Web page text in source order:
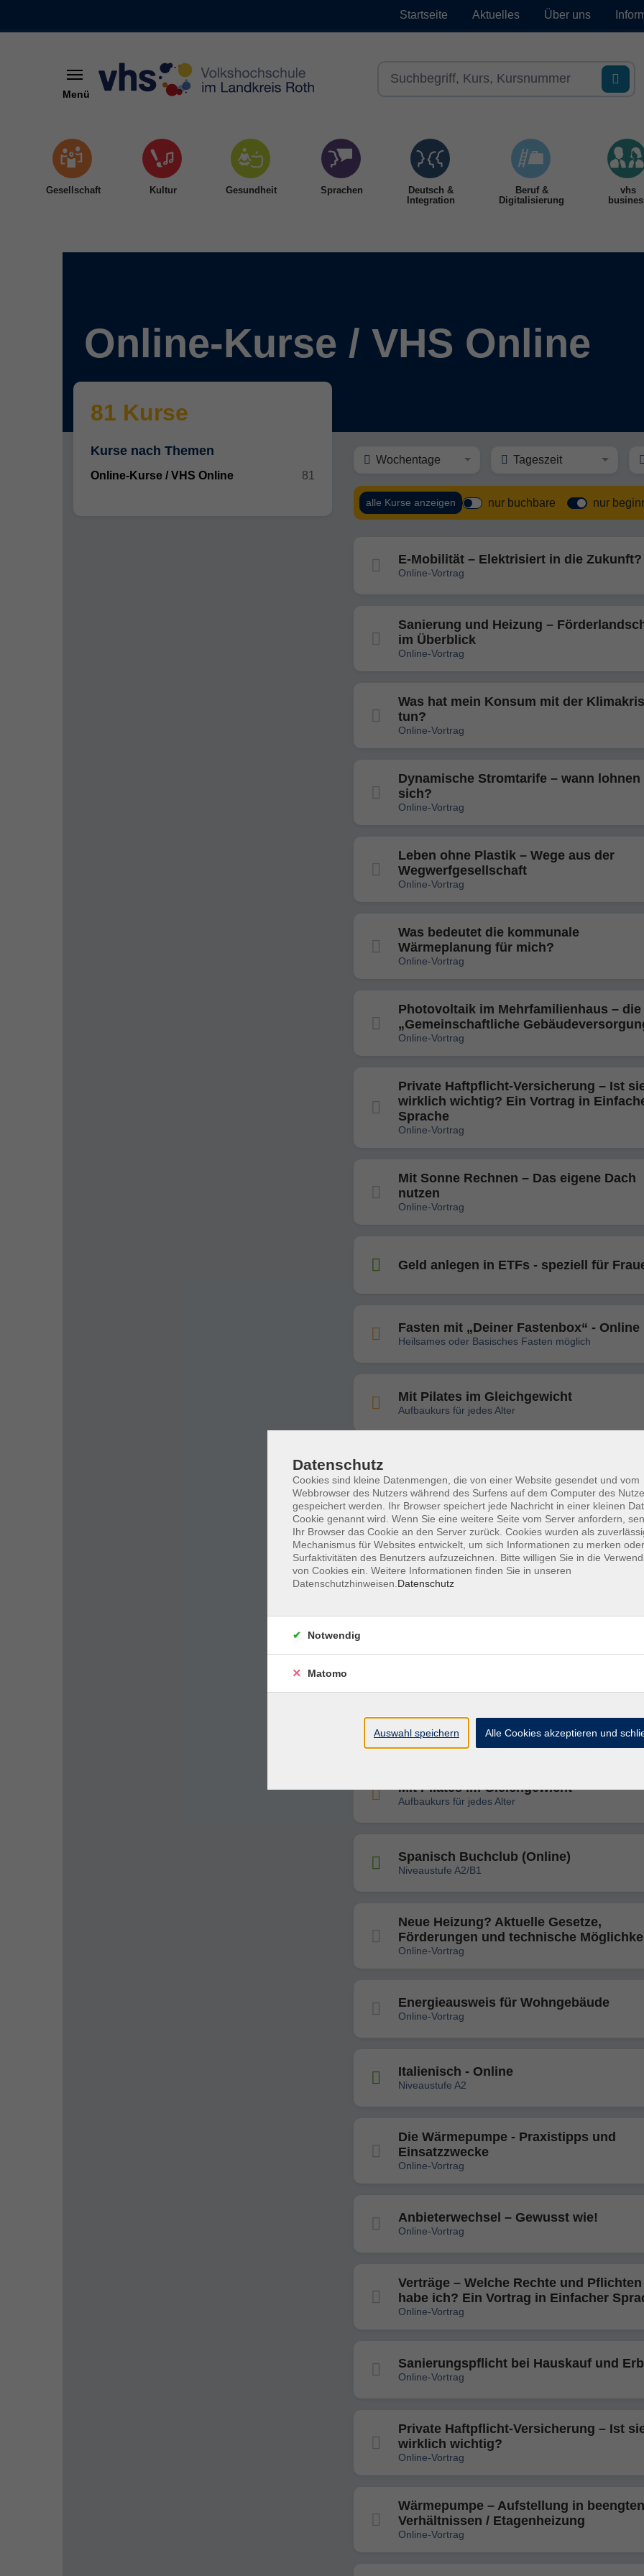
Startseite Aktuelles Über uns
Menü
Gesellschaft Kultur Gesundheit Sprachen
Deutsch &
Integration
Beruf &
Digitalisierung
vhs
Online-Kurse / VHS Online
81 Kurse
Kurse nach Themen
Online-Kurse / VHS Online 81
Wochentage Tageszeit
alle Kurse anzeigen nur buchbare nur
E-Mobilität – Elektrisiert in die Zukunft?
Online-Vortrag
Sanierung und Heizung –
im Überblick
Online-Vortrag
Was hat mein Konsum mit der
tun?
Online-Vortrag
Dynamische Stromtarife – wann lohnen
sich?
Online-Vortrag
Leben ohne Plastik – Wege aus der
Wegwerfgesellschaft
Online-Vortrag
Was bedeutet die kommunale
Wärmeplanung für mich?
Online-Vortrag
Photovoltaik im Mehrfamilienhaus – die
„Gemeinschaftliche
Online-Vortrag
Private Haftpflicht-Versicherung – Ist
wirklich wichtig? Ein Vortrag in
Sprache
Online-Vortrag
Mit Sonne Rechnen – Das eigene Dach
nutzen
Online-Vortrag
Geld anlegen in ETFs - speziell für
Fasten mit „Deiner Fastenbox“ - Online
Heilsames oder Basisches Fasten möglich
Mit Pilates im Gleichgewicht
Aufbaukurs für jedes Alter
im Überblick
Online-Vortrag
Gasheizung am Scheideweg: Mögliche
Szenarien der zukünftigen Gasnutzung
im Zusammenhang mit der kommunalen
Wärmeplanung!
Mit Pilates im Gleichgewicht
Aufbaukurs für jedes Alter
Mit Pilates im Gleichgewicht
Aufbaukurs für jedes Alter
Spanisch Buchclub (Online)
Niveaustufe A2/B1
Neue Heizung? Aktuelle Gesetze,
Förderungen und technische
Online-Vortrag
Energieausweis für Wohngebäude
Online-Vortrag
Italienisch - Online
Niveaustufe A2
Die Wärmepumpe - Praxistipps und
Einsatzzwecke
Online-Vortrag
Anbieterwechsel – Gewusst wie!
Online-Vortrag
Verträge – Welche Rechte und Pflichten
habe ich? Ein Vortrag in Einfacher
Online-Vortrag
Sanierungspflicht bei Hauskauf und
Online-Vortrag
Private Haftpflicht-Versicherung – Ist
wirklich wichtig?
Online-Vortrag
Wärmepumpe – Aufstellung in beengten
Verhältnissen / Etagenheizung
Online-Vortrag
Datenschutz
Cookies sind kleine Datenmengen, die von einer Website gesendet und vom
Webbrowser des Nutzers während des Surfens auf dem Computer des
gespeichert werden. Ihr Browser speichert jede Nachricht in einer kleinen
Cookie genannt wird. Wenn Sie eine weitere Seite vom Server anfordern,
Ihr Browser das Cookie an den Server zurück. Cookies wurden als
Mechanismus für Websites entwickelt, um sich Informationen zu merken
Surfaktivitäten des Benutzers aufzuzeichnen. Bitte willigen Sie in die
von Cookies ein. Weitere Informationen finden Sie in unseren
Datenschutzhinweisen. Datenschutz
Notwendig
Matomo
Auswahl speichern Alle Cookies akzeptieren und